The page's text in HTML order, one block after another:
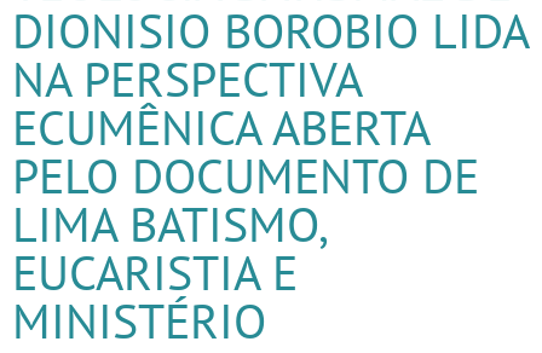
DIONISIO BOROBIO LIDA
NA PERSPECTIVA
ECUMÊNICA ABERTA
PELO DOCUMENTO DE
LIMA BATISMO,
EUCARISTIA E
MINISTÉRIO